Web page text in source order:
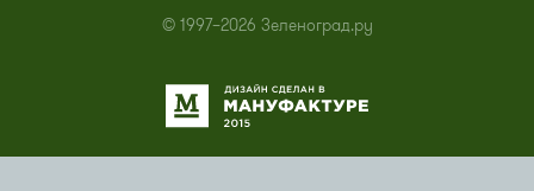
© 1997–2026 Зеленоград.ру